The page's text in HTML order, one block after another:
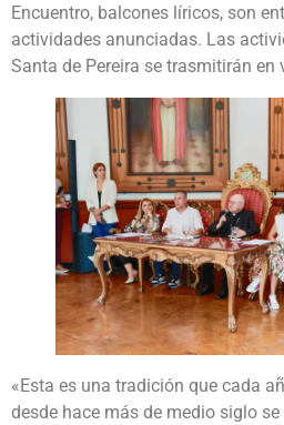
Encuentro, balcones líricos, son
actividades anunciadas. Las
Santa de Pereira se trasmitirán en
«Esta es una tradición que cada
desde hace más de medio siglo se